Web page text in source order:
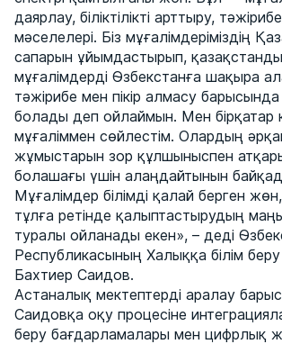
даярлау, біліктілікті арттыру,
мәселелері. Біз мұғалімдеріміздің
сапарын ұйымдастырып,
мұғалімдерді Өзбекстанға шақыра
тәжірибе мен пікір алмасу
болады деп ойлаймын. Мен бірқатар
мұғаліммен сөйлестім. Олардың
жұмыстарын зор құлшыныспен
болашағы үшін алаңдайтынын
Мұғалімдер білімді қалай берген
тұлға ретінде қалыптастырудың
туралы ойланады екен», – деді
Республикасының Халыққа білім беру
Бахтиер Саидов.
Астаналық мектептерді аралау
Саидовқа оқу процесіне
беру бағдарламалары мен цифрлық